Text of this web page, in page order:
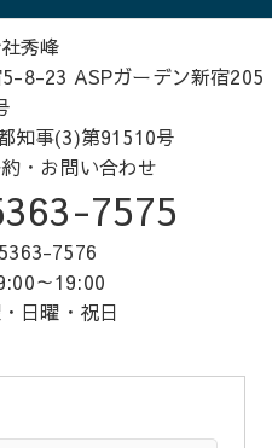
秀峰
8-23 ASPガーデン新宿205
知事(3)第91510号
・お問い合わせ
7575
7576
～19:00
日曜・祝日